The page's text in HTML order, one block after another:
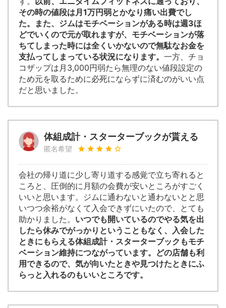
その時の値段は月1万円弱とかなり痛い出費でし
た。また、ジムはモチベーションがある時は週3ほ
どでいくので元が取れますが、モチベーションが落
ちてしまった時には全くいかないので無駄なお金を
支払ってしまっている状況になります。 一方、チョ
コザップは月3,000円弱たら無理のない値段設定の
ため元を取るために必死にならずに済むのがいい点
だと思いました。
体組成計・スターターブックが貰える
匿名希望
会社の帰り道に少し寄り道する感覚で立ち寄れると
ころと、圧倒的に月額の会費が安いところがすごく
いいと思います。ジムに通わないと通わないとと思
いつつ余裕がなくて入会できずにいたので、とても
助かりました。 いつでも開いているのでやる気を出
したら休みでがっかりということもなく、入会した
ときにもらえる体組成計・スターターブックもモチ
ベーション維持につながっています。どの店舗も利
用できるので、気が向いたときや見つけたときにふ
らっと入れるのもいいところです。